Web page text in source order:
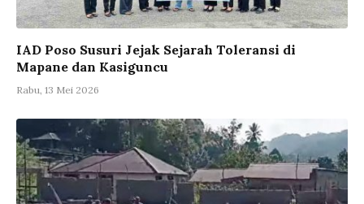
IAD Poso Susuri Jejak Sejarah Toleransi di
Mapane dan Kasiguncu
Rabu, 13 Mei 2026